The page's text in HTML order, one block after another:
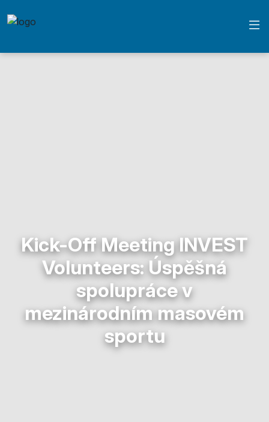
Kick-Off Meeting INVEST
Volunteers: Úspěšná
spolupráce v
mezinárodním masovém
sportu